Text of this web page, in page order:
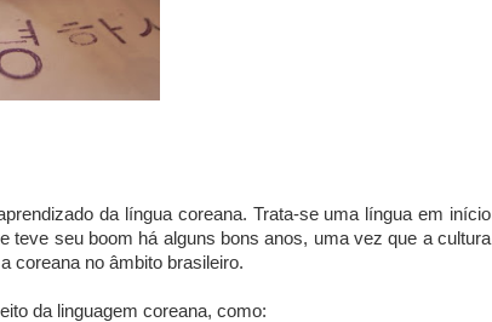
da língua coreana. Trata-se uma língua em início
teve seu boom há alguns bons anos, uma vez que a cultura
coreana no âmbito brasileiro.
da linguagem coreana, como: